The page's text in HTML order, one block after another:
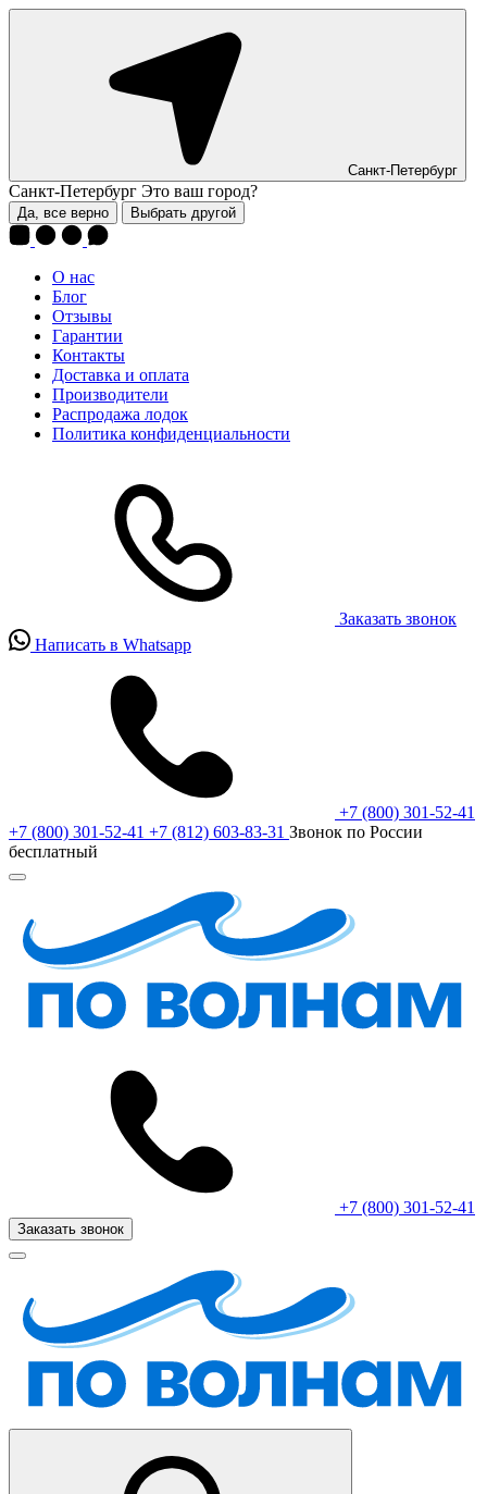
Санкт-Петербург
Санкт-Петербург Это ваш город?
Да, все верно Выбрать другой
О нас
Блог
Отзывы
Гарантии
Контакты
Доставка и оплата
Производители
Распродажа лодок
Политика конфиденциальности
Заказать звонок
Написать в Whatsapp
+7 (800) 301-52-41
+7 (800) 301-52-41 +7 (812) 603-83-31 Звонок по России
бесплатный
+7 (800) 301-52-41
Заказать звонок